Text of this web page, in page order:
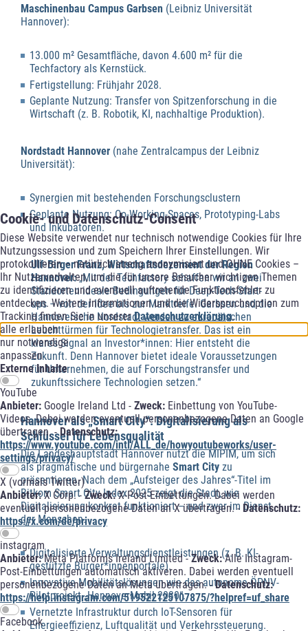
Cookie- und Datenschutz-Consent
Diese Website verwendet nur technisch notwendige Cookies für Ihre
Nutzungssession und zum Speichern Ihrer Einstellungen. Wir
protokollieren – natürlich streng anonymisiert und OHNE Cookies –
Ihr Nutzerverhalten, um die für unsere Besucher wichtigen Themen
zu identifizieren und eventuell auftretende Funktionsfehler zu
entdecken. Weitere Informationen und die Widerspruchsoption zum
Tracking finden Sie in unsererDatenschutzerklärung.
alle erlauben
nur notwendige
anpassen
Externe Inhalte
YouTube
Anbieter: Google Ireland Ltd - Zweck: Einbettung von YouTube-
Videos. Dabei werden eventuell personenbezogene Daten an Google
übertragen. -Datenschutz:
https://www.youtube.com/intl/ALL_de/howyoutubeworks/user-
settings/privacy/
X (vormals Twitter)
Anbieter:X Corp. -Zweck:X-Post-Einbettungen. Dabei werden
eventuell personenbezogene Daten an X übertragen. - Datenschutz:
https://x.com/de/privacy
instagram
Anbieter:Meta Platforms Ireland Limited -Zweck:Alle Instagram-
Post-Einbettungen automatisch aktiveren. Dabei werden eventuell
personenbezogene Daten an Meta übertragen. -Datenschutz:
https://help.instagram.com/519522125107875/?helpref=uf_share
Facebook
Maschinenbau Campus Garbsen (Leibniz Universität
Hannover):
13.000 m² Gesamtfläche, davon 4.600 m² für die
Techfactory als Kernstück.
Fertigstellung: Frühjahr 2028.
Geplante Nutzung: Transfer von Spitzenforschung in die
Wirtschaft (z. B. Robotik, KI, nachhaltige Produktion).
Nordstadt Hannover (nahe Zentralcampus der Leibniz
Universität):
Synergien mit bestehenden Forschungsclustern
Geplante Nutzung: Co-Working-Spaces, Prototyping-Labs
und Inkubatoren.
Ulf-Birger Franz, Wirtschaftsdezernent der Region
Hannover:„Mit der Techfactory schaffen wir an zwei
Standorten ideale Bedingungen für Deep-Tech-Start-
ups – von der Idee bis zur Marktreife. Garbsen und die
Hannoversche Nordstadt werden zu europäischen
Leuchttürmen für Technologietransfer. Das ist ein
klares Signal an Investor*innen: Hier entsteht die
Zukunft. Denn Hannover bietet ideale Voraussetzungen
für Unternehmen, die auf Forschungstransfer und
zukunftssichere Technologien setzen.“
Hannover als „Smart City“: Digitalisierung als
Schlüssel für Lebensqualität
Die Landeshauptstadt Hannover nutzt die MIPIM, um sich
als pragmatische und bürgernahe Smart City zu
präsentieren. Nach dem „Aufsteiger des Jahres“-Titel im
Bitkom Smart City Index 2025 zeigt die Stadt, wie
Digitalisierung konkret funktioniert – und zwar im Dienst
der Menschen.
Digitalisierte Verwaltungsdienstleistungen (z. B. KI-
gestützte Bürger*innenportale).
Innovative Mobilitätslösungen wie das autonome ÖPNV-
Pilotprojekt „HannoverMobil 2030“.
Vernetzte Infrastruktur durch IoT-Sensoren für
Energieeffizienz, Luftqualität und Verkehrssteuerung.